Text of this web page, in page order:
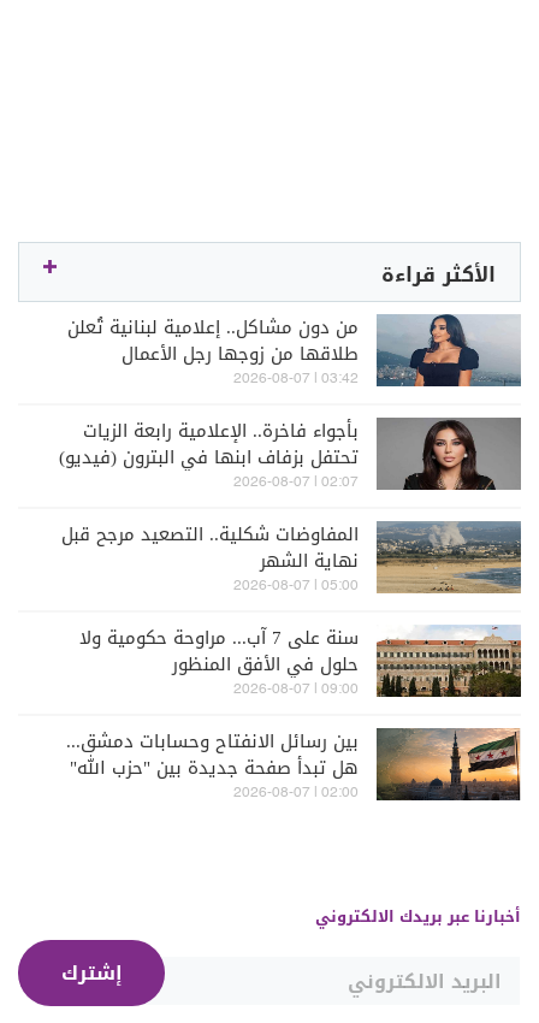
الأكثر قراءة
من دون مشاكل.. إعلامية لبنانية تُعلن
طلاقها من زوجها رجل الأعمال
03:42 | 2026-08-07
بأجواء فاخرة.. الإعلامية رابعة الزيات
تحتفل بزفاف ابنها في البترون (فيديو)
02:07 | 2026-08-07
المفاوضات شكلية.. التصعيد مرجح قبل
نهاية الشهر
05:00 | 2026-08-07
سنة على 7 آب... مراوحة حكومية ولا
حلول في الأفق المنظور
09:00 | 2026-08-07
بين رسائل الانفتاح وحسابات دمشق...
هل تبدأ صفحة جديدة بين "حزب الله"
وسوريا - الشرع؟
02:00 | 2026-08-07
أخبارنا عبر بريدك الالكتروني
إشترك